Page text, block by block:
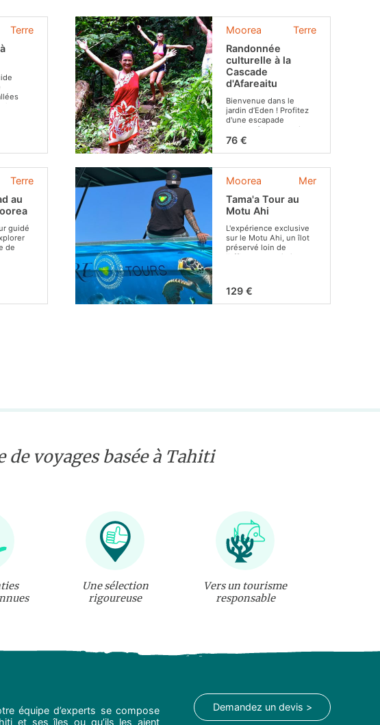
Terre Terre
Moorea
Randonnée
culturelle à la
Cascade
d'Afareaitu
Bienvenue dans le
jardin d’Eden ! Profitez
d'une escapade
enchanté dans un site
naturel de toute beauté
76 €
Terre
au
guidé
de
Mer
Moorea
Tama'a Tour au
Motu Ahi
L'expérience exclusive
sur le Motu Ahi, un îlot
préservé loin de
l'affluence touristique
129 €
voyages basée à Tahiti
Une sélection
rigoureuse
Vers un tourisme
responsable
équipe d’experts se compose
et ses îles ou qu’ils les aient
Demandez un devis >